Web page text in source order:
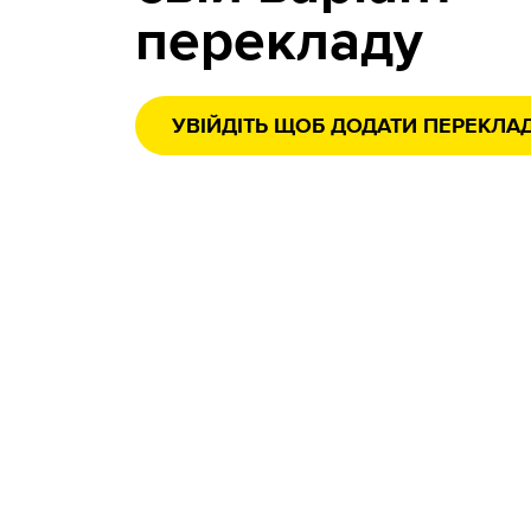
перекладу
УВІЙДІТЬ ЩОБ ДОДАТИ